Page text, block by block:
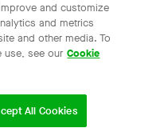
pertanyaan dan
mengembangkan,
mempersonalisasikan
dan preferensi
and customize
and metrics
and other media. To
use, see our Cookie
All Cookies